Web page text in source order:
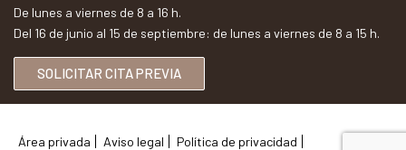
De lunes a viernes de 8 a 16 h.
Del 16 de junio al 15 de septiembre: de lunes a viernes de 8 a 15 h.
SOLICITAR CITA PREVIA
Área privada Aviso legal Política de privacidad